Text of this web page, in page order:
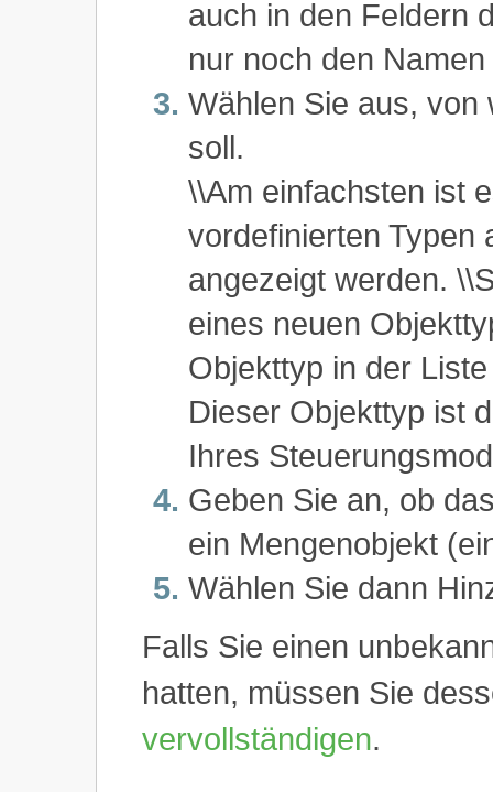
auch in den Feldern
nur noch den
Wählen Sie aus, von
soll.
\\Am einfachsten ist
vordefinierten Typen
angezeigt werden.
eines neuen
Objekttyp in der
Dieser Objekttyp ist
Ihres
Geben Sie an, ob
ein Mengenobjekt
Wählen Sie dann
Falls Sie einen
hatten, müssen Sie
vervollständigen.